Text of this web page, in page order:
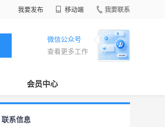
我要发布 移动端 我要联系
微信公众号
查看更多工作
会员中心
联系信息